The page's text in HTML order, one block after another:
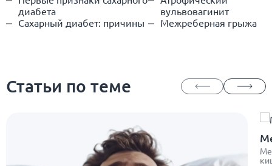
диабета
Сахарный диабет: причины
вульвовагинит
Межреберная грыжа
Статьи по теме